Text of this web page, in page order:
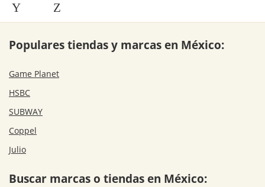
Y
Z
Populares tiendas y marcas en México:
Game Planet
HSBC
SUBWAY
Coppel
Julio
Buscar marcas o tiendas en México: